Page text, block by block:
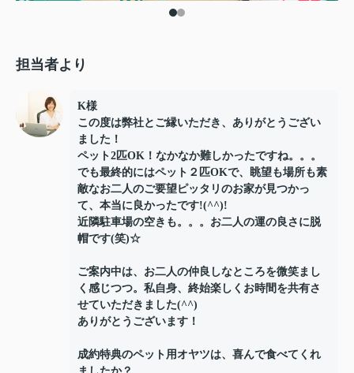
担当者より
K様
この度は弊社とご縁いただき、ありがとうござい
ました！
ペット2匹OK！なかなか難しかったですね。。。
でも最終的にはペット２匹OKで、眺望も場所も素
敵なお二人のご要望ピッタリのお家が見つかっ
て、本当に良かったです!(^^)!
近隣駐車場の空きも。。。お二人の運の良さに脱
帽です(笑)☆
ご案内中は、お二人の仲良しなところを微笑まし
く感じつつ。私自身、終始楽しくお時間を共有さ
せていただきました(^^)
ありがとうございます！
成約特典のペット用オヤツは、喜んで食べてくれ